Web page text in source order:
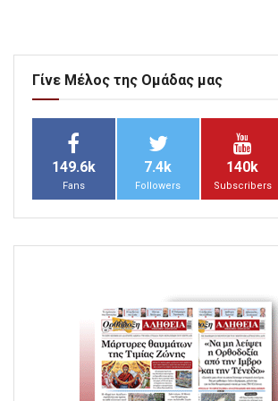
Γίνε Μέλος της Ομάδας μας
149.6k
Fans
7.4k
Followers
140k
Subscribers